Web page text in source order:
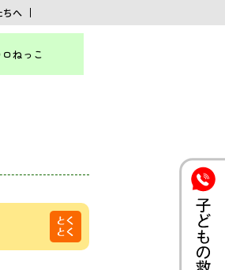
ちへ
ロねっこ